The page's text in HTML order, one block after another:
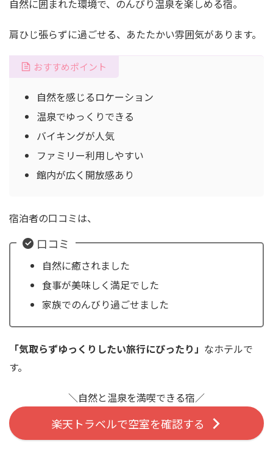
自然に囲まれた環境で、のんびり温泉を楽しめる宿。
肩ひじ張らずに過ごせる、あたたかい雰囲気があります。
おすすめポイント
自然を感じるロケーション
温泉でゆっくりできる
バイキングが人気
ファミリー利用しやすい
館内が広く開放感あり
宿泊者の口コミは、
口コミ
自然に癒されました
食事が美味しく満足でした
家族でのんびり過ごせました
「気取らずゆっくりしたい旅行にぴったり」 なホテルで
す。
＼自然と温泉を満喫できる宿／
楽天トラベルで空室を確認する